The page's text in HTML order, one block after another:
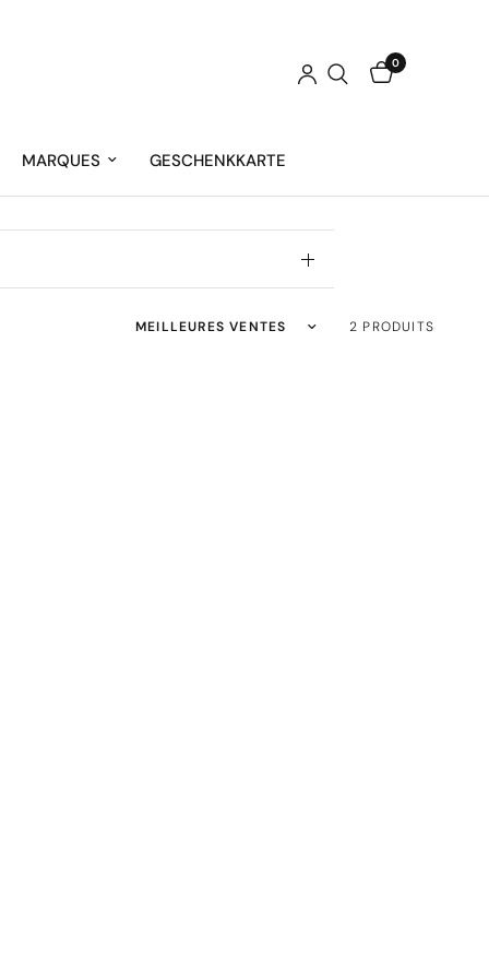
0
MARQUES GESCHENKKARTE
Trier par : 2 PRODUITS